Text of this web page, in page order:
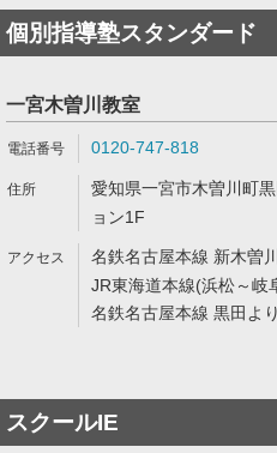
個別指導塾スタンダード
一宮木曽川教室
0120-747-818
愛知県一宮市木曽川町
ョン1F
名鉄名古屋本線 新木曽
JR東海道本線(浜松～岐
名鉄名古屋本線 黒田よ
スクールIE